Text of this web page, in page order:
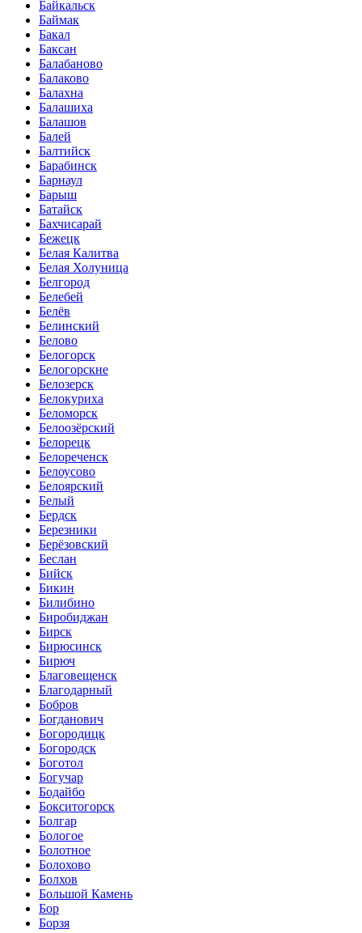
Байкальск
Баймак
Бакал
Баксан
Балабаново
Балаково
Балахна
Балашиха
Балашов
Балей
Балтийск
Барабинск
Барнаул
Барыш
Батайск
Бахчисарай
Бежецк
Белая Калитва
Белая Холуница
Белгород
Белебей
Белёв
Белинский
Белово
Белогорск
Белогорскне
Белозерск
Белокуриха
Беломорск
Белоозёрский
Белорецк
Белореченск
Белоусово
Белоярский
Белый
Бердск
Березники
Берёзовский
Беслан
Бийск
Бикин
Билибино
Биробиджан
Бирск
Бирюсинск
Бирюч
Благовещенск
Благодарный
Бобров
Богданович
Богородицк
Богородск
Боготол
Богучар
Бодайбо
Бокситогорск
Болгар
Бологое
Болотное
Болохово
Болхов
Большой Камень
Бор
Борзя